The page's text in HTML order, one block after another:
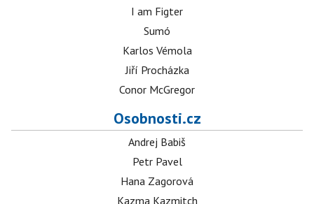
I am Figter
Sumó
Karlos Vémola
Jiří Procházka
Conor McGregor
Osobnosti.cz
Andrej Babiš
Petr Pavel
Hana Zagorová
Kazma Kazmitch